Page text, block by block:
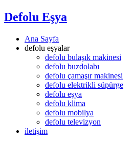
Defolu Eşya
Ana Sayfa
defolu eşyalar
defolu bulaşık makinesi
defolu buzdolabı
defolu çamaşır makinesi
defolu elektrikli süpürge
defolu eşya
defolu klima
defolu mobilya
defolu televizyon
iletişim